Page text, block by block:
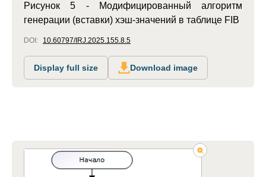
Рисунок 5 - Модифицированный алгоритм
генерации (вставки) хэш-значений в таблице FIB
DOI: 10.60797/IRJ.2025.155.8.5
Display full size Download image